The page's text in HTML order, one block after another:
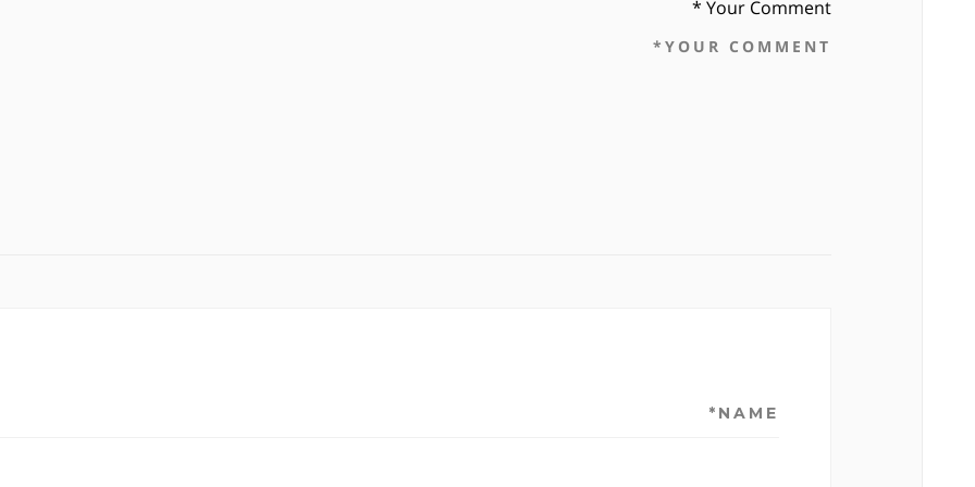
Your Comment *